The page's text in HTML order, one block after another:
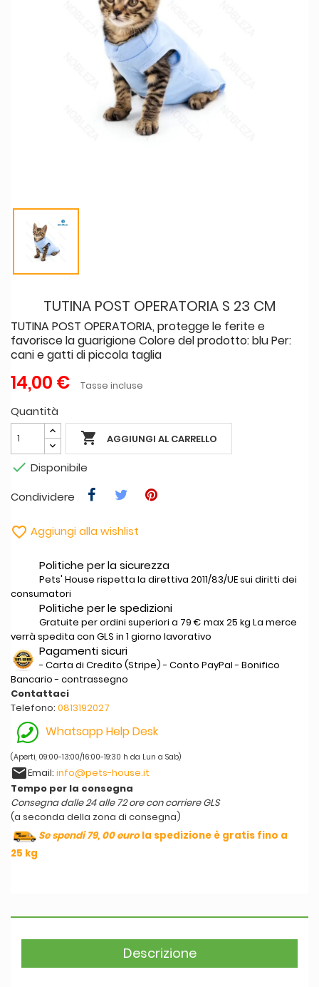
TUTINA POST OPERATORIA S 23 CM
TUTINA POST OPERATORIA, protegge le ferite e
favorisce la guarigione Colore del prodotto: blu Per:
cani e gatti di piccola taglia
14,00 € Tasse incluse
Quantità
 AGGIUNGI AL CARRELLO
 Disponibile
Condividere
 Aggiungi alla wishlist
Politiche per la sicurezza
Pets' House rispetta la direttiva 2011/83/UE sui diritti dei
consumatori
Politiche per le spedizioni
Gratuite per ordini superiori a 79 € max 25 kg La merce
verrà spedita con GLS in 1 giorno lavorativo
Pagamenti sicuri
- Carta di Credito (Stripe) - Conto PayPal - Bonifico
Bancario - contrassegno
Contattaci
Telefono: 0813192027
Whatsapp Help Desk
(Aperti, 09:00-13:00/16:00-19:30 h da Lun a Sab)
emailEmail: info@pets-house.it
Tempo per la consegna
Consegna dalle 24 alle 72 ore con corriere GLS
(a seconda della zona di consegna)
Se spendi 79, 00 eurola spedizione è gratis fino a
25 kg
Descrizione